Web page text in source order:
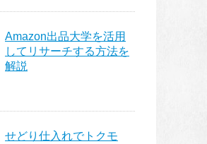
Amazon出品大学を活用
してリサーチする方法を
解説
せどり仕入れでトクモ